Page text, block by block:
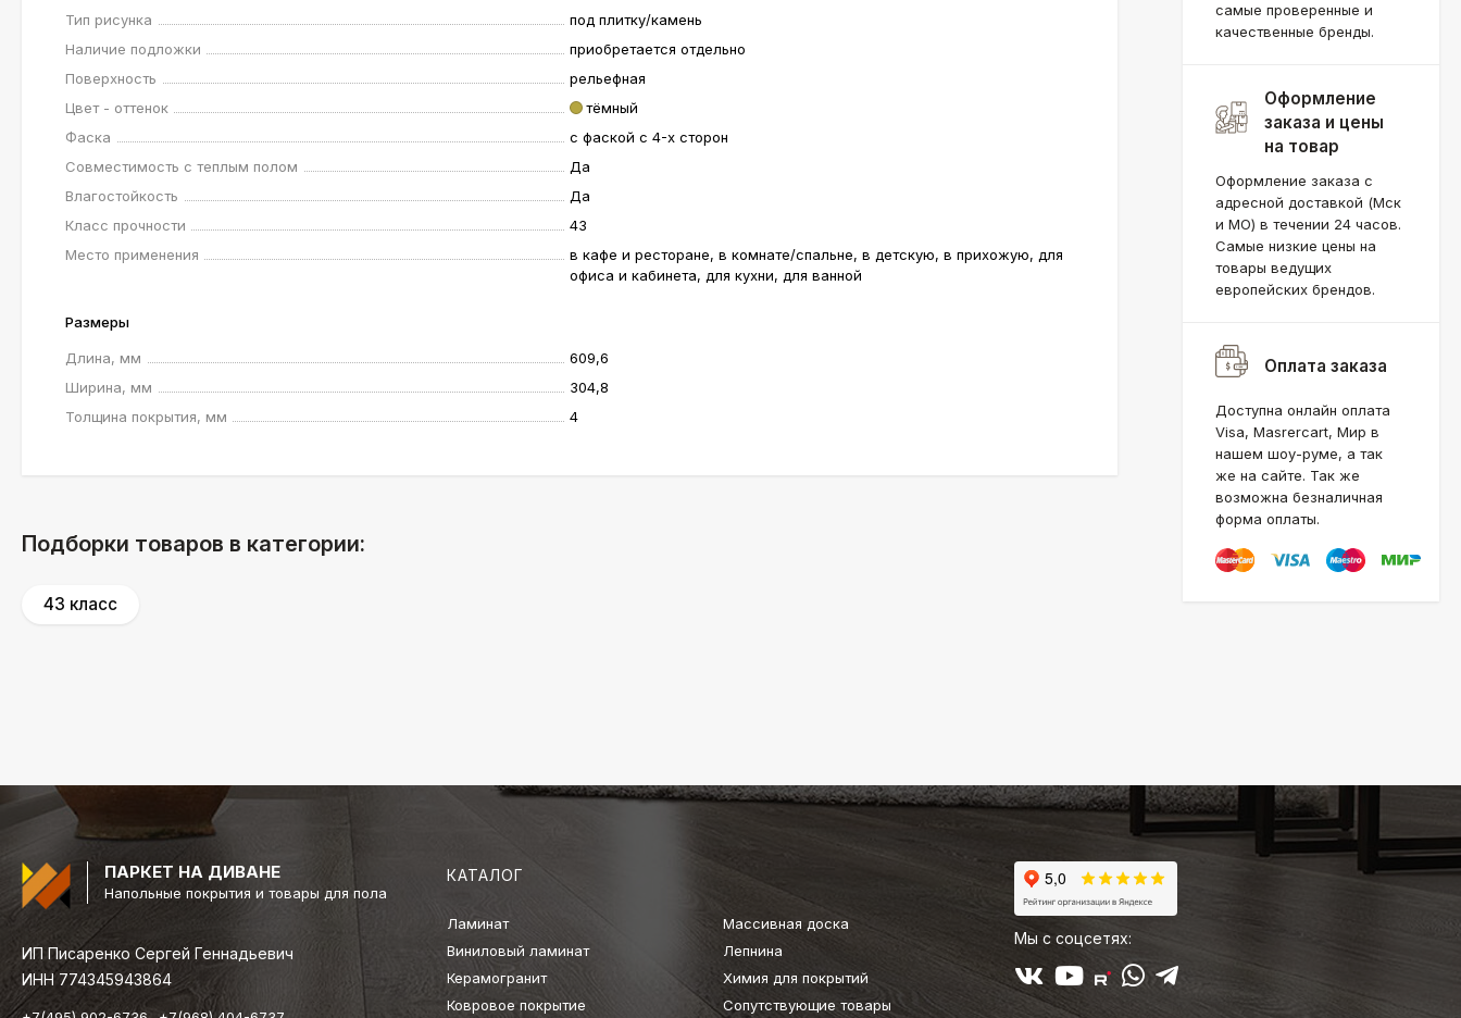
Тип рисунка
под плитку/камень
Наличие подложки
приобретается отдельно
Поверхность
рельефная
Цвет - оттенок
тёмный
Фаска
с фаской с 4-х сторон
Совместимость с теплым полом
Да
Влагостойкость
Да
Класс прочности
43
Место применения
в кафе и ресторане, в комнате/спальне, в детскую, в прихожую, для
офиса и кабинета, для кухни, для ванной
Размеры
Длина, мм
609,6
Ширина, мм
304,8
Толщина покрытия, мм
4
Подборки товаров в категории:
43 класс
самые проверенные и
качественные бренды.
Оформление
заказа и цены
на товар
Оформление заказа с
адресной доставкой (Мск
и МО) в течении 24 часов.
Самые низкие цены на
товары ведущих
европейских брендов.
Оплата заказа
Доступна онлайн оплата
Visa, Masrercart, Мир в
нашем шоу-руме, а так
же на сайте. Так же
возможна безналичная
форма оплаты.
ПАРКЕТ НА ДИВАНЕ
Напольные покрытия и товары для пола
ИП Писаренко Сергей Геннадьевич
ИНН 774345943864
КАТАЛОГ
Ламинат
Виниловый ламинат
Керамогранит
Ковровое покрытие
Массивная доска
Лепнина
Химия для покрытий
Сопутствующие товары
Мы с соцсетях: